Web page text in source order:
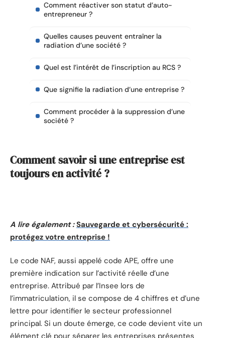
Comment réactiver son statut d’auto-
entrepreneur ?
Quelles causes peuvent entraîner la
radiation d’une société ?
Quel est l’intérêt de l’inscription au RCS ?
Que signifie la radiation d’une entreprise ?
Comment procéder à la suppression d’une
société ?
Comment savoir si une entreprise est
toujours en activité ?
A lire également : Sauvegarde et cybersécurité :
protégez votre entreprise !
Le code NAF, aussi appelé code APE, offre une
première indication sur l’activité réelle d’une
entreprise. Attribué par l’Insee lors de
l’immatriculation, il se compose de 4 chiffres et d’une
lettre pour identifier le secteur professionnel
principal. Si un doute émerge, ce code devient vite un